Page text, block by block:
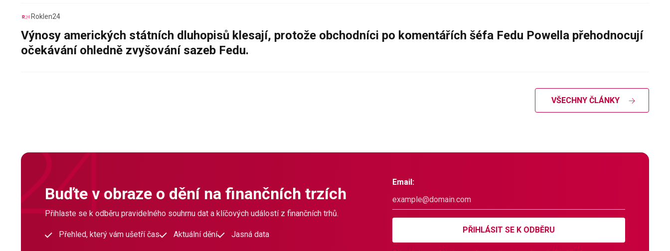
Roklen24
Výnosy amerických státních dluhopisů klesají, protože obchodníci po komentářích šéfa Fedu Powella přehodnocují
očekávání ohledně zvyšování sazeb Fedu.
VŠECHNY ČLÁNKY
Buďte v obraze o dění na finančních trzích
Přihlaste se k odběru pravidelného souhrnu dat a klíčových událostí z finančních trhů.
Přehled, který vám ušetří čas Aktuální dění Jasná data
Email:
PŘIHLÁSIT SE K ODBĚRU